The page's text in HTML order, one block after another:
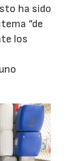
ha sido
“de
los